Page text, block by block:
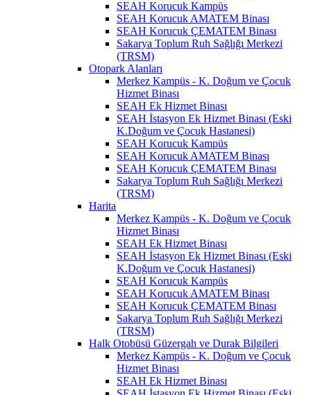
SEAH Korucuk Kampüs
SEAH Korucuk AMATEM Binası
SEAH Korucuk ÇEMATEM Binası
Sakarya Toplum Ruh Sağlığı Merkezi
(TRSM)
Otopark Alanları
Merkez Kampüs - K. Doğum ve Çocuk
Hizmet Binası
SEAH Ek Hizmet Binası
SEAH İstasyon Ek Hizmet Binası (Eski
K.Doğum ve Çocuk Hastanesi)
SEAH Korucuk Kampüs
SEAH Korucuk AMATEM Binası
SEAH Korucuk ÇEMATEM Binası
Sakarya Toplum Ruh Sağlığı Merkezi
(TRSM)
Harita
Merkez Kampüs - K. Doğum ve Çocuk
Hizmet Binası
SEAH Ek Hizmet Binası
SEAH İstasyon Ek Hizmet Binası (Eski
K.Doğum ve Çocuk Hastanesi)
SEAH Korucuk Kampüs
SEAH Korucuk AMATEM Binası
SEAH Korucuk ÇEMATEM Binası
Sakarya Toplum Ruh Sağlığı Merkezi
(TRSM)
Halk Otobüsü Güzergah ve Durak Bilgileri
Merkez Kampüs - K. Doğum ve Çocuk
Hizmet Binası
SEAH Ek Hizmet Binası